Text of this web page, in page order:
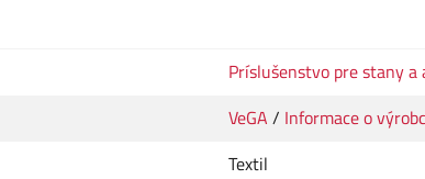
Príslušenstvo pre stany a
VeGA / Informace o
Textil